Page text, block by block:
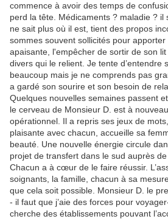
commence à avoir des temps de
perd la tête. Médicaments ? maladie ? il
ne sait plus où il est, tient des propos
sommes souvent sollicités pour
apaisante, l'empêcher de sortir de son
divers qui le relient. Je tente d’entendre
beaucoup mais je ne comprends pas
a gardé son sourire et son besoin de
Quelques nouvelles semaines passent
le cerveau de Monsieur D. est à
opérationnel. Il a repris ses jeux de
plaisante avec chacun, accueille sa
beauté. Une nouvelle énergie circule
projet de transfert dans le sud auprès
Chacun a à cœur de le faire réussir.
soignants, la famille, chacun à sa
que cela soit possible. Monsieur D. le
- il faut que j’aie des forces pour
cherche des établissements pouvant